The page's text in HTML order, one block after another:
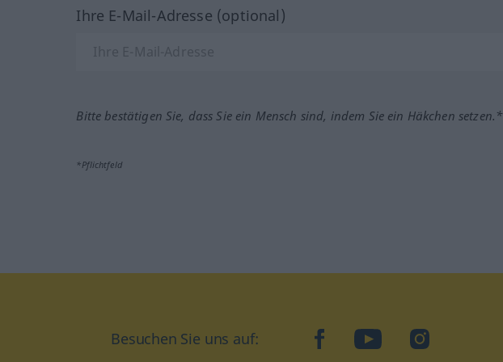
Ihre E-Mail-Adresse (optional)
Bitte bestätigen Sie, dass Sie ein Mensch sind, indem Sie ein Häkchen setzen.*
*Pflichtfeld
Besuchen Sie uns auf: facebookYouTubeInstagram